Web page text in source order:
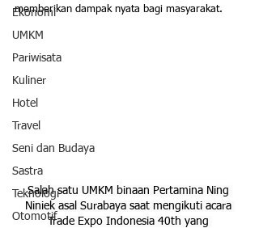
Ekonomi
UMKM
Pariwisata
Kuliner
Hotel
Travel
Seni dan Budaya
Sastra
Teknologi
Otomotif
memberikan dampak nyata bagi masyarakat.
Salah satu UMKM binaan Pertamina Ning
Niniek asal Surabaya saat mengikuti acara
Trade Expo Indonesia 40th yang